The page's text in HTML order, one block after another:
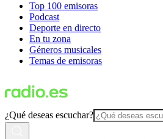
Top 100 emisoras
Podcast
Deporte en directo
En tu zona
Géneros musicales
Temas de emisoras
¿Qué deseas escuchar?